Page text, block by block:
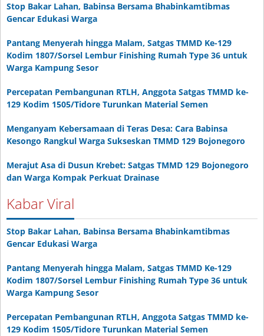
Stop Bakar Lahan, Babinsa Bersama Bhabinkamtibmas
Gencar Edukasi Warga
Pantang Menyerah hingga Malam, Satgas TMMD Ke-129
Kodim 1807/Sorsel Lembur Finishing Rumah Type 36 untuk
Warga Kampung Sesor
Percepatan Pembangunan RTLH, Anggota Satgas TMMD ke-
129 Kodim 1505/Tidore Turunkan Material Semen
Menganyam Kebersamaan di Teras Desa: Cara Babinsa
Kesongo Rangkul Warga Sukseskan TMMD 129 Bojonegoro
Merajut Asa di Dusun Krebet: Satgas TMMD 129 Bojonegoro
dan Warga Kompak Perkuat Drainase
Kabar Viral
Stop Bakar Lahan, Babinsa Bersama Bhabinkamtibmas
Gencar Edukasi Warga
Pantang Menyerah hingga Malam, Satgas TMMD Ke-129
Kodim 1807/Sorsel Lembur Finishing Rumah Type 36 untuk
Warga Kampung Sesor
Percepatan Pembangunan RTLH, Anggota Satgas TMMD ke-
129 Kodim 1505/Tidore Turunkan Material Semen